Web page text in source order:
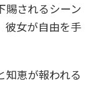
賜されるシーン
彼女が自由を手
知恵が報われる